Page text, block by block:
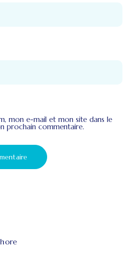
mon e-mail et mon site dans le
prochain commentaire.